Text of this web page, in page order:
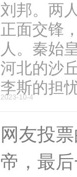
刘邦。两
正面交锋
人。秦始
河北的沙
李斯的担
2023-10-4
网友投
帝，最